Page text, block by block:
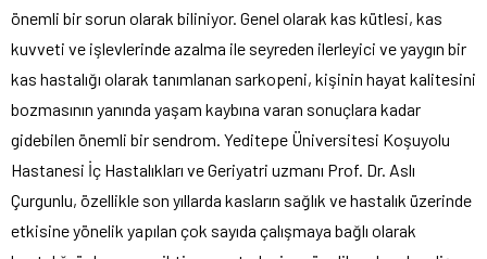
önemli bir sorun olarak biliniyor. Genel olarak kas kütlesi, kas
kuvveti ve işlevlerinde azalma ile seyreden ilerleyici ve yaygın bir
kas hastalığı olarak tanımlanan sarkopeni, kişinin hayat kalitesini
bozmasının yanında yaşam kaybına varan sonuçlara kadar
gidebilen önemli bir sendrom. Yeditepe Üniversitesi Koşuyolu
Hastanesi İç Hastalıkları ve Geriyatri uzmanı Prof. Dr. Aslı
Çurgunlu, özellikle son yıllarda kasların sağlık ve hastalık üzerinde
etkisine yönelik yapılan çok sayıda çalışmaya bağlı olarak